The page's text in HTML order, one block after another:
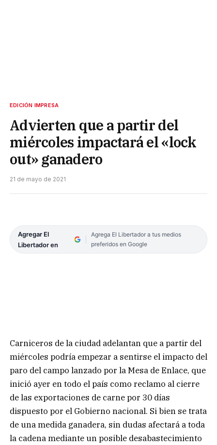
EDICIÓN IMPRESA
Advierten que a partir del
miércoles impactará el «lock
out» ganadero
21 de mayo de 2021
Agregar El
Libertador en
Agrega El Libertador a tus medios
preferidos en Google
Carniceros de la ciudad adelantan que a partir del
miércoles podría empezar a sentirse el impacto del
paro del campo lanzado por la Mesa de Enlace, que
inició ayer en todo el país como reclamo al cierre
de las exportaciones de carne por 30 días
dispuesto por el Gobierno nacional. Si bien se trata
de una medida ganadera, sin dudas afectará a toda
la cadena mediante un posible desabastecimiento